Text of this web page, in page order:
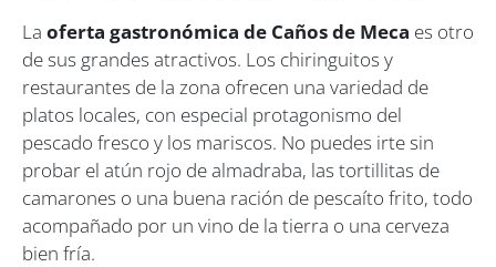
La oferta gastronómica de Caños de Meca es otro
de sus grandes atractivos. Los chiringuitos y
restaurantes de la zona ofrecen una variedad de
platos locales, con especial protagonismo del
pescado fresco y los mariscos. No puedes irte sin
probar el atún rojo de almadraba, las tortillitas de
camarones o una buena ración de pescaíto frito, todo
acompañado por un vino de la tierra o una cerveza
bien fría.